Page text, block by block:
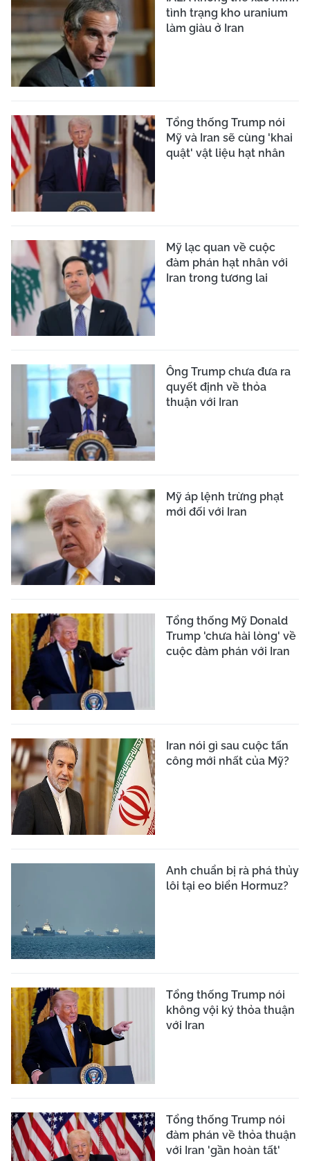
tình trạng kho uranium
làm giàu ở Iran
Tổng thống Trump nói
Mỹ và Iran sẽ cùng 'khai
quật' vật liệu hạt nhân
Mỹ lạc quan về cuộc
đàm phán hạt nhân với
Iran trong tương lai
Ông Trump chưa đưa ra
quyết định về thỏa
thuận với Iran
Mỹ áp lệnh trừng phạt
mới đối với Iran
Tổng thống Mỹ Donald
Trump 'chưa hài lòng' về
cuộc đàm phán với Iran
Iran nói gì sau cuộc tấn
công mới nhất của Mỹ?
Anh chuẩn bị rà phá thủy
lôi tại eo biển Hormuz?
Tổng thống Trump nói
không vội ký thỏa thuận
với Iran
Tổng thống Trump nói
đàm phán về thỏa thuận
với Iran 'gần hoàn tất'